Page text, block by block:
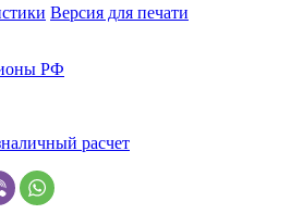
Версия для печати
РФ
расчет